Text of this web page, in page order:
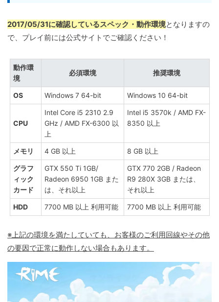
2017/05/31に確認しているスペック・動作環境となりますの
で、プレイ前には公式サイトでご確認ください！
動作環
境
必須環境 推奨環境
OS Windows 7 64-bit Windows 10 64-bit
CPU
Intel Core i5 2310 2.9
GHz / AMD FX-6300 以
上
Intel i5 3570k / AMD FX-
8350 以上
メモリ 4 GB 以上 8 GB 以上
グラフ
ィック
カード
GTX 550 Ti 1GB/
Radeon 6950 1GB また
は、それ以上
GTX 770 2GB / Radeon
R9 280X 3GB または、
それ以上
HDD 7700 MB 以上 利用可能 7700 MB 以上 利用可能
※上記の環境を満たしていても、お客様のご利用回線やその他
の要因で正常に動作しない場合もあります。